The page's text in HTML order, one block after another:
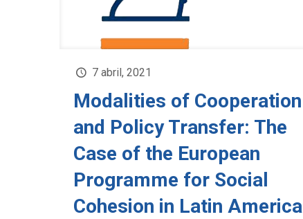
7 abril, 2021
Modalities of Cooperation
and Policy Transfer: The
Case of the European
Programme for Social
Cohesion in Latin America